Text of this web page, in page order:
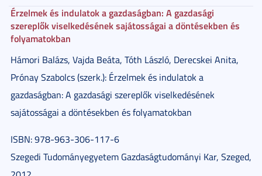
Érzelmek és indulatok a gazdaságban: A gazdasági
szereplők viselkedésének sajátosságai a döntésekben és
folyamatokban
Hámori Balázs, Vajda Beáta, Tóth László, Derecskei Anita,
Prónay Szabolcs (szerk.): Érzelmek és indulatok a
gazdaságban: A gazdasági szereplők viselkedésének
sajátosságai a döntésekben és folyamatokban
ISBN: 978-963-306-117-6
Szegedi Tudományegyetem Gazdaságtudományi Kar, Szeged,